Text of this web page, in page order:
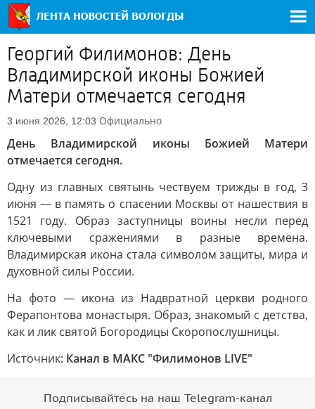
Георгий Филимонов: День
Владимирской иконы Божией
Матери отмечается сегодня
3 июня 2026, 12:03 Официально
День Владимирской иконы Божией Матери
отмечается сегодня.
Одну из главных святынь чествуем трижды в год, 3
июня — в память о спасении Москвы от нашествия в
1521 году. Образ заступницы воины несли перед
ключевыми сражениями в разные времена.
Владимирская икона стала символом защиты, мира и
духовной силы России.
На фото — икона из Надвратной церкви родного
Ферапонтова монастыря. Образ, знакомый с детства,
как и лик святой Богородицы Скоропослушницы.
Источник: Канал в МАКС "Филимонов LIVE"
Подписывайтесь на наш Telegram-канал